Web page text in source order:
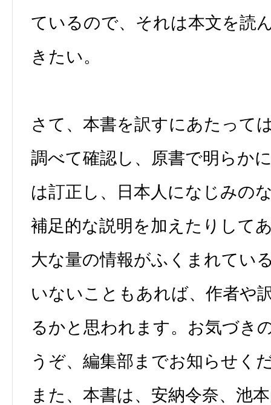
ているので、それは本文を読
きたい。
さて、本書を訳すにあたって
調べて確認し、原書で明らか
は訂正し、日本人になじみの
補足的な説明を加えたりして
大な量の情報がふくまれてい
いないこともあれば、作者や
るかと思われます。お気づき
うぞ、編集部までお知らせく
また、本書は、安納令奈、池